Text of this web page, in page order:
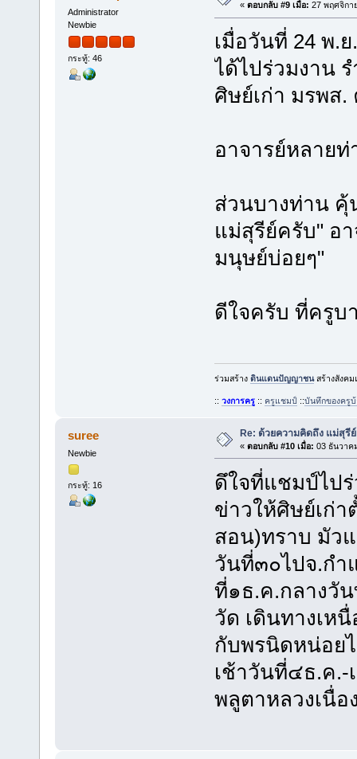
Administrator
Newbie
กระทู้: 46
« ตอบกลับ #9 เมื่อ: 27 พฤศจิกา
เมื่อวันที่ 24 พ.ย
ได้ไปร่วมงาน
ศิษย์เก่า มรพส.
อาจารย์หลายท่
ส่วนบางท่าน คุ้
แม่สุรีย์ครับ" อ
มนุษย์บ่อยๆ"
ดีใจครับ ที่ครูบ
ร่วมสร้าง ดินแดนปัญญาชนสร้างสังคม
:: วงการครู:: ครูแชมป์ ::บันทึกของครู
suree
Newbie
กระทู้: 16
Re: ด้วยความคิดถึง แม่สุรี
« ตอบกลับ #10 เมื่อ: 03 ธันวาค
ดึใจที่แชมป์ไป
ข่าวให้ศิษย์เก่
สอน)ทราบ มัวแ
วันที่๓๐ไปจ.กำ
ที่๑ธ.ค.กลางวัน
วัด เดินทางเห
กับพรนิดหน่อย
เช้าวันที่๔ธ.ค
พลูตาหลวงเนื่